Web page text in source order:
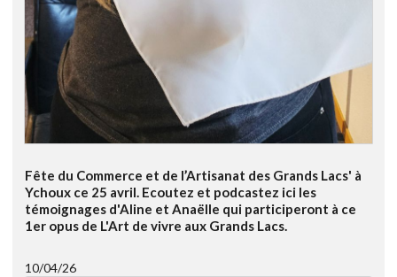
Fête du Commerce et de l’Artisanat des Grands Lacs' à
Ychoux ce 25 avril. Ecoutez et podcastez ici les
témoignages d'Aline et Anaëlle qui participeront à ce
1er opus de L'Art de vivre aux Grands Lacs.
10/04/26